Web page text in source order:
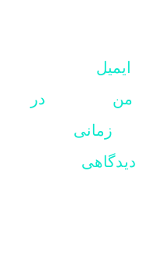
من در
زمانی